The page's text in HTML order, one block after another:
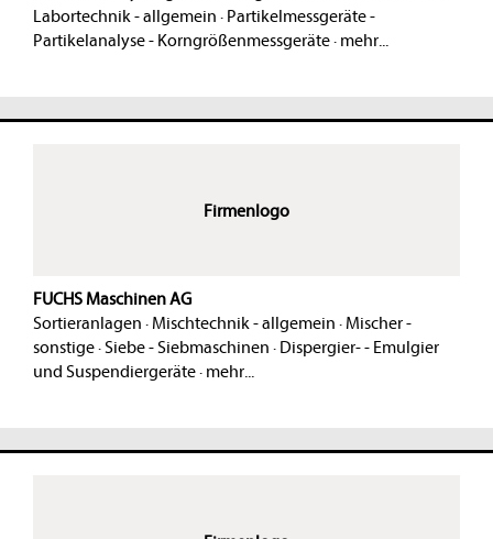
Labortechnik - allgemein · Partikelmessgeräte -
Partikelanalyse - Korngrößenmessgeräte· mehr...
Firmenlogo
FUCHS Maschinen AG
Sortieranlagen · Mischtechnik - allgemein · Mischer -
sonstige· Siebe - Siebmaschinen · Dispergier- - Emulgier
und Suspendiergeräte· mehr...